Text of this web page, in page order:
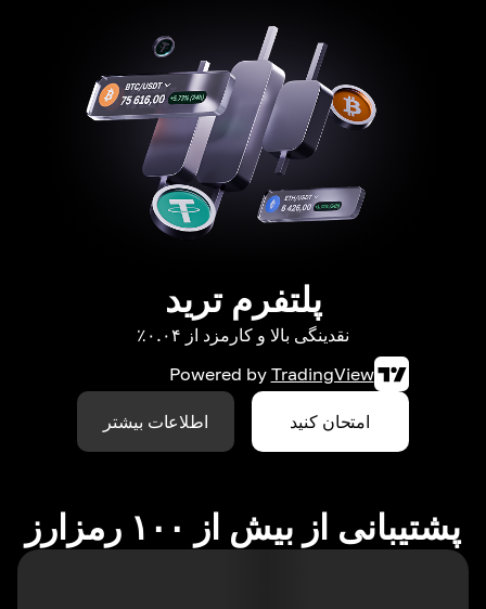
پلتفرم ترید
نقدینگی بالا و کارمزد از ۰.۰۴٪
Powered by TradingView
امتحان کنید اطلاعات بیشتر
پشتیبانی از بیش از ۱۰۰ رمزارز